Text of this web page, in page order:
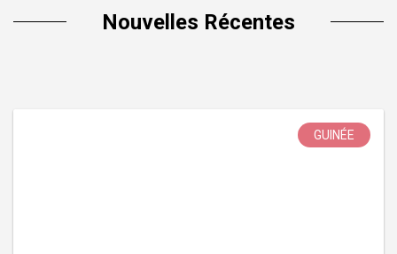
Nouvelles Récentes
GUINÉE